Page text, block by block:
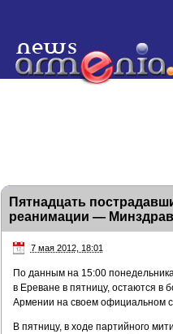
Пятнадцать
реанимации — Минздрав
7 мая 2012, 18:01
По данным на 15:00
в Ереване в пятницу, остаются в
Армении на своем официальном
В пятницу, в ходе партийного